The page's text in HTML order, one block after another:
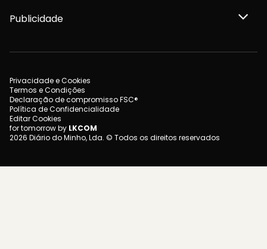
Publicidade
Privacidade e Cookies
Termos e Condições
Declaração de compromisso FSC®
Política de Confidencialidade
Editar Cookies
for tomorrow by LKCOM
2026 Diário do Minho, Lda. © Todos os direitos reservados